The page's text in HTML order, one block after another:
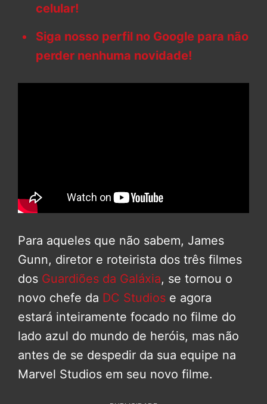
celular!
Siga nosso perfil no Google para não
perder nenhuma novidade!
Para aqueles que não sabem, James
Gunn, diretor e roteirista dos três filmes
dos Guardiões da Galáxia, se tornou o
novo chefe da DC Studios e agora
estará inteiramente focado no filme do
lado azul do mundo de heróis, mas não
antes de se despedir da sua equipe na
Marvel Studios em seu novo filme.